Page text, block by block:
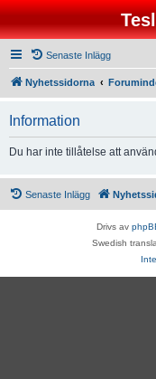
Senaste Inlägg
Nyhetssidorna
Information
Du har inte tillåtelse att
Senaste Inlägg
Drivs av
Swedish